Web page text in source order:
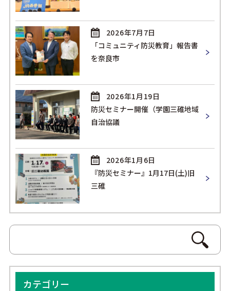
2026年7月7日
「コミュニティ防災教育」報告書
を奈良市
2026年1月19日
防災セミナー開催（学園三碓地域
自治協議
2026年1月6日
『防災セミナー』1月17日(土)旧
三碓
カテゴリー